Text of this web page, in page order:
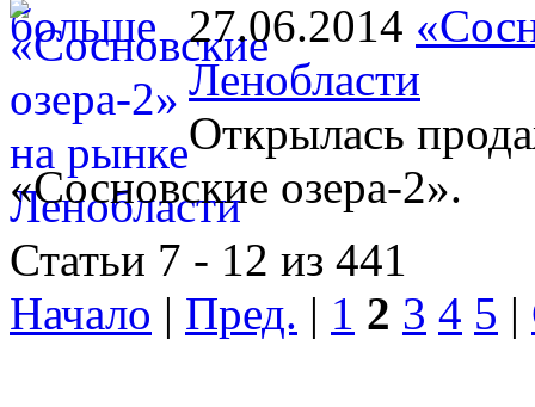
27.06.2014
Ленобласти
Открылась
«Сосновские озера-2».
Статьи 7 - 12 из 441
Начало | Пред. | 1 2 3 4 5 |